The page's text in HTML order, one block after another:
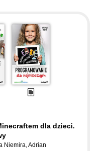
dla dzieci.
Niemira,Adrian